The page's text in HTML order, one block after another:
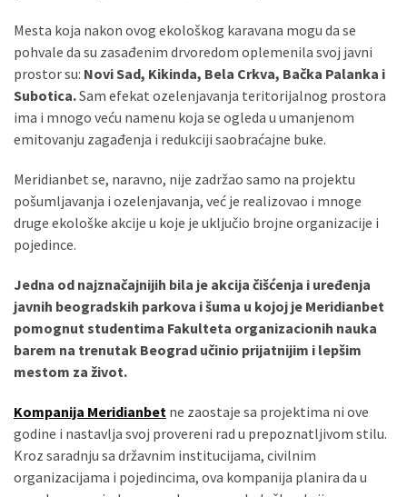
Mesta koja nakon ovog ekološkog karavana mogu da se
pohvale da su zasađenim drvoredom oplemenila svoj javni
prostor su: Novi Sad, Kikinda, Bela Crkva, Bačka Palanka i
Subotica.Sam efekat ozelenjavanja teritorijalnog prostora
ima i mnogo veću namenu koja se ogleda u umanjenom
emitovanju zagađenja i redukciji saobraćajne buke.
Meridianbet se, naravno, nije zadržao samo na projektu
pošumljavanja i ozelenjavanja, već je realizovao i mnoge
druge ekološke akcije u koje je uključio brojne organizacije i
pojedince.
Jedna od najznačajnijih bila je akcija čišćenja i uređenja
javnih beogradskih parkova i šuma u kojoj je Meridianbet
pomognut studentima Fakulteta organizacionih nauka
barem na trenutak Beograd učinio prijatnijim i lepšim
mestom za život.
Kompanija Meridianbet ne zaostaje sa projektima ni ove
godine i nastavlja svoj provereni rad u prepoznatljivom stilu.
Kroz saradnju sa državnim institucijama, civilnim
organizacijama i pojedincima, ova kompanija planira da u